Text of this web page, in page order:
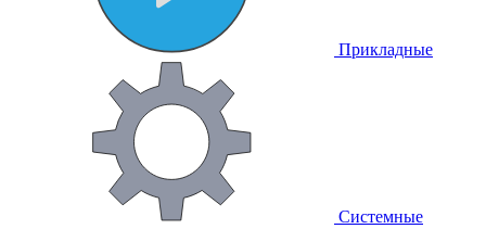
Прикладные
Системные